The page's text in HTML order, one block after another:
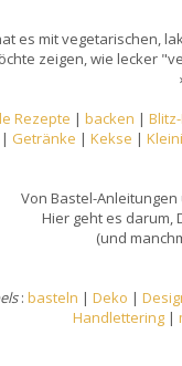
es mit vegetarischen,
zeigen, wie lecker
Rezepte | backen |
Getränke | Kekse |
Von Bastel-
Hier geht es
(und
: basteln | Deko |
Handlettering |